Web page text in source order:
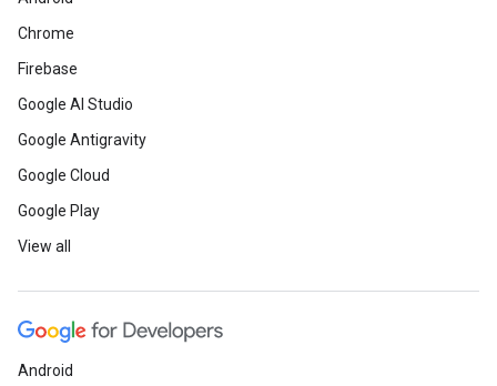
Chrome
Firebase
Google AI Studio
Google Antigravity
Google Cloud
Google Play
View all
Android